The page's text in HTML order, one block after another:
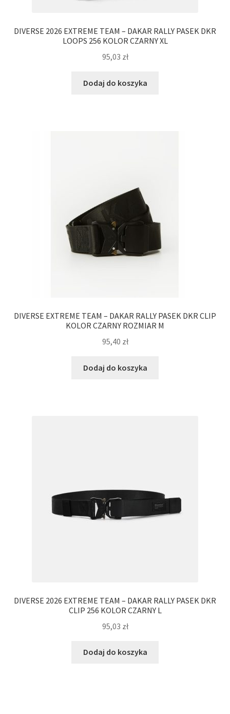
DIVERSE 2026 EXTREME TEAM – DAKAR RALLY PASEK DKR
LOOPS 256 KOLOR CZARNY XL
95,03 zł
Dodaj do koszyka
DIVERSE EXTREME TEAM – DAKAR RALLY PASEK DKR CLIP
KOLOR CZARNY ROZMIAR M
95,40 zł
Dodaj do koszyka
DIVERSE 2026 EXTREME TEAM – DAKAR RALLY PASEK DKR
CLIP 256 KOLOR CZARNY L
95,03 zł
Dodaj do koszyka